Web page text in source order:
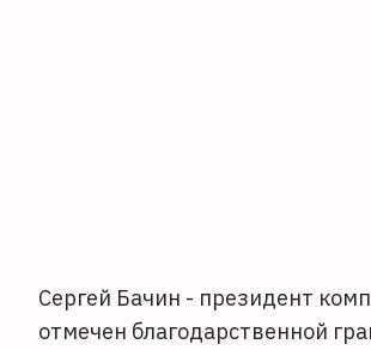
Сергей Бачин - президент
отмечен благодарственной